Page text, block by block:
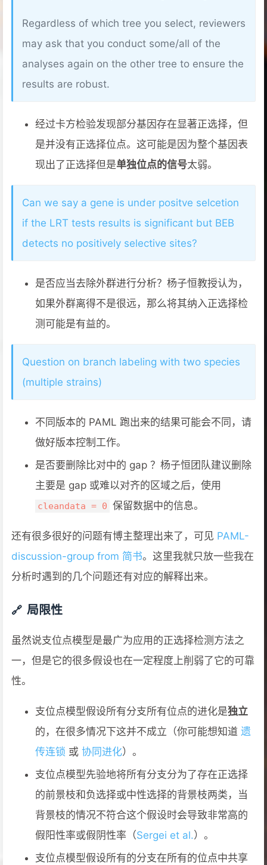
Regardless of which tree you select, reviewers
may ask that you conduct some/all of the
analyses again on the other tree to ensure the
results are robust.
经过卡方检验发现部分基因存在显著正选择，但
是并没有正选择位点。这可能是因为整个基因表
现出了正选择但是单独位点的信号太弱。
Can we say a gene is under positve selcetion
if the LRT tests results is significant but BEB
detects no positively selective sites?
是否应当去除外群进行分析？杨子恒教授认为，
如果外群离得不是很远，那么将其纳入正选择检
测可能是有益的。
Question on branch labeling with two species
(multiple strains)
不同版本的 PAML 跑出来的结果可能会不同，请
做好版本控制工作。
是否要删除比对中的 gap ？杨子恒团队建议删除
主要是 gap 或难以对齐的区域之后，使用
cleandata = 0 保留数据中的信息。
还有很多很好的问题有博主整理出来了，可见 PAML-
discussion-group from 简书。这里我就只放一些我在
分析时遇到的几个问题还有对应的解释出来。
局限性
虽然说支位点模型是最广为应用的正选择检测方法之
一，但是它的很多假设也在一定程度上削弱了它的可靠
性。
支位点模型假设所有分支所有位点的进化是独立
的，在很多情况下这并不成立（你可能想知道 遗
传连锁 或 协同进化）。
支位点模型先验地将所有分支分为了存在正选择
的前景枝和负选择或中性选择的背景枝两类，当
背景枝的情况不符合这个假设时会导致非常高的
假阳性率或假阴性率（Sergei et al.）。
支位点模型假设所有的分支在所有的位点中共享